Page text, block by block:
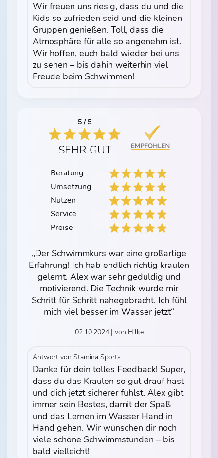
Wir freuen uns riesig, dass du und die
Kids so zufrieden seid und die kleinen
Gruppen genießen. Toll, dass die
Atmosphäre für alle so angenehm ist.
Wir hoffen, euch bald wieder bei uns
zu sehen – bis dahin weiterhin viel
Freude beim Schwimmen!
5 / 5
SEHR GUT
Beratung
Umsetzung
Nutzen
Service
Preise
„Der Schwimmkurs war eine großartige
Erfahrung! Ich hab endlich richtig kraulen
gelernt. Alex war sehr geduldig und
motivierend. Die Technik wurde mir
Schritt für Schritt nahegebracht. Ich fühl
mich viel besser im Wasser jetzt“
02.10.2024 | von Hilke
Antwort von Stamina Sports:
Danke für dein tolles Feedback! Super,
dass du das Kraulen so gut drauf hast
und dich jetzt sicherer fühlst. Alex gibt
immer sein Bestes, damit der Spaß
und das Lernen im Wasser Hand in
Hand gehen. Wir wünschen dir noch
viele schöne Schwimmstunden – bis
bald vielleicht!